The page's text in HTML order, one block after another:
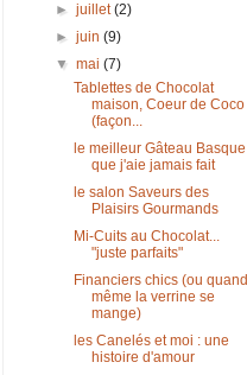
►juillet(2)
►juin(9)
▼mai(7)
Tablettes de Chocolat
maison, Coeur de Coco
(façon...
le meilleur Gâteau Basque
que j'aie jamais fait
le salon Saveurs des
Plaisirs Gourmands
Mi-Cuits au Chocolat...
"juste parfaits"
Financiers chics (ou quand
même la verrine se
mange)
les Canelés et moi : une
histoire d'amour